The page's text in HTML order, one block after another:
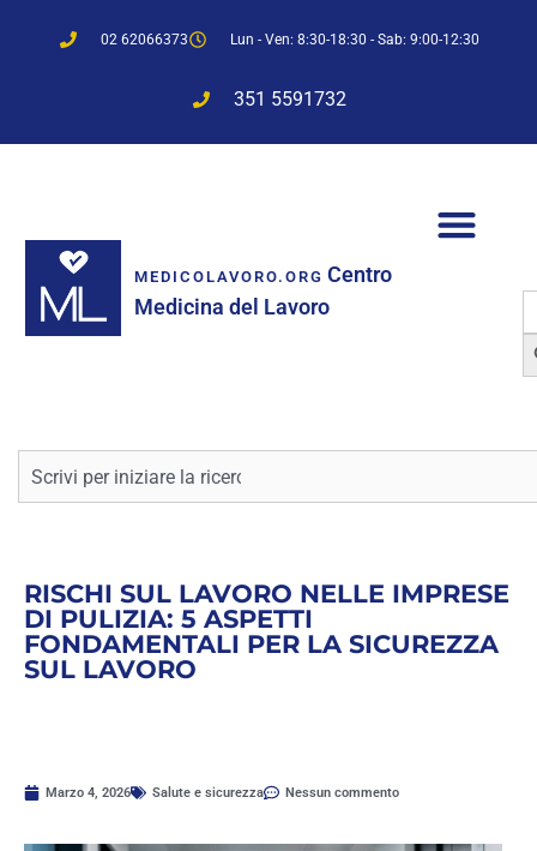
02 62066373 Lun - Ven: 8:30-18:30 - Sab: 9:00-12:30
351 5591732
MEDICOLAVORO.ORG Centro
Medicina del Lavoro
Cerca
RISCHI SUL LAVORO NELLE IMPRESE
DI PULIZIA: 5 ASPETTI
FONDAMENTALI PER LA SICUREZZA
SUL LAVORO
Marzo 4, 2026 Salute e sicurezza Nessun commento